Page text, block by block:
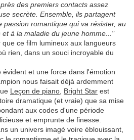
des premiers contacts assez
secrète. Ensemble, ils partagent
passion romantique qui va résister, au
à la maladie du jeune homme..."
ce film lumineux aux langueurs
rien, dans un souci incroyable du
et une force dans l'émotion
nous faisait déjà ardemment
Leçon de piano Bright Star est
dramatique (et vraie) que sa mise
aux codes d'une période
et emprunte de finesse.
un univers imagé voire éblouissant,